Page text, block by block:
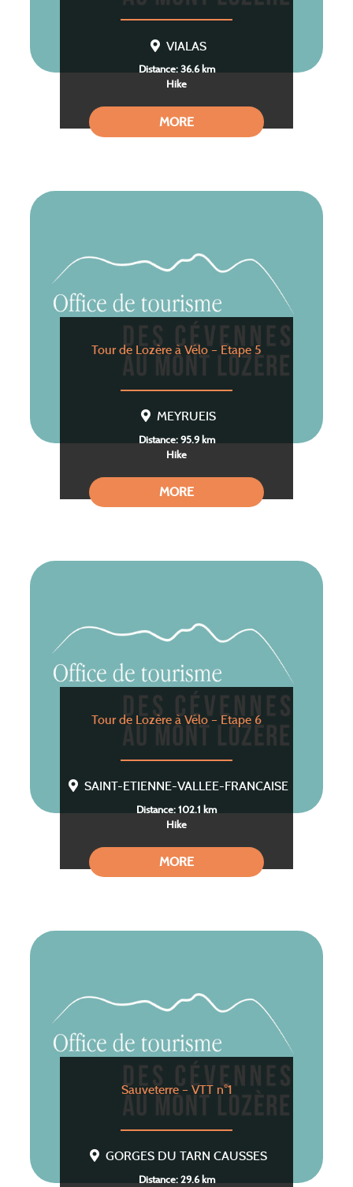
VIALAS
Distance: 36.6 km
Hike
MORE
Tour de Lozère à Vélo – Etape 5
MEYRUEIS
Distance: 95.9 km
Hike
MORE
Tour de Lozère à Vélo – Etape 6
SAINT-ETIENNE-VALLEE-FRANCAISE
Distance: 102.1 km
Hike
MORE
Sauveterre – VTT n°1
GORGES DU TARN CAUSSES
Distance: 29.6 km